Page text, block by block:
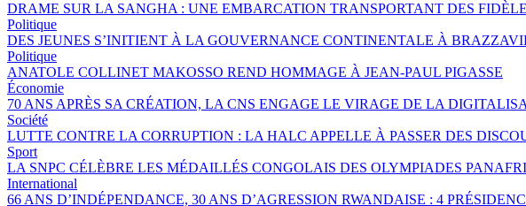
DRAME SUR LA SANGHA : UNE EMBARCATION TRANSPORTANT DES
Politique
DES JEUNES S’INITIENT À LA GOUVERNANCE CONTINENTALE À
Politique
ANATOLE COLLINET MAKOSSO REND HOMMAGE À JEAN-PAUL PIGASSE
Économie
70 ANS APRÈS SA CRÉATION, LA CNS ENGAGE LE VIRAGE DE LA
Société
LUTTE CONTRE LA CORRUPTION : LA HALC APPELLE À PASSER DES
Sport
LA SNPC CÉLÈBRE LES MÉDAILLÉS CONGOLAIS DES OLYMPIADES
International
66 ANS D’INDÉPENDANCE, 30 ANS D’AGRESSION RWANDAISE : 4